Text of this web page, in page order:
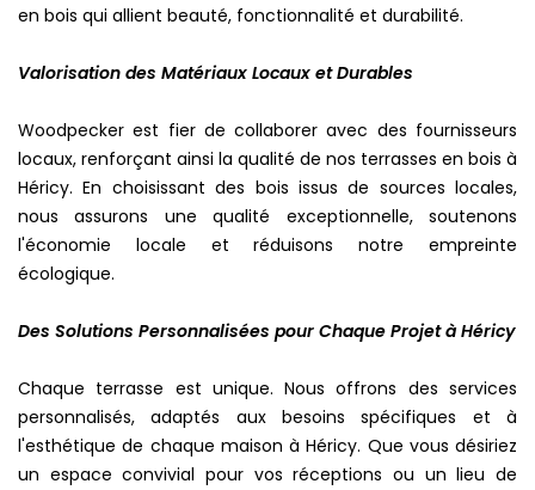
en bois qui allient beauté, fonctionnalité et durabilité.
Valorisation des Matériaux Locaux et Durables
Woodpecker est fier de collaborer avec des fournisseurs
locaux, renforçant ainsi la qualité de nos terrasses en bois à
Héricy. En choisissant des bois issus de sources locales,
nous assurons une qualité exceptionnelle, soutenons
l'économie locale et réduisons notre empreinte
écologique.
Des Solutions Personnalisées pour Chaque Projet à Héricy
Chaque terrasse est unique. Nous offrons des services
personnalisés, adaptés aux besoins spécifiques et à
l'esthétique de chaque maison à Héricy. Que vous désiriez
un espace convivial pour vos réceptions ou un lieu de